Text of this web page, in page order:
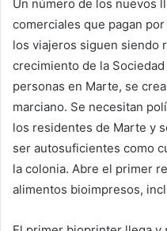
Un número de los nuevos
comerciales que pagan
los viajeros siguen siendo
crecimiento de la
personas en Marte, se
marciano. Se necesitan
los residentes de Marte y
ser autosuficientes como
la colonia. Abre el primer
alimentos bioimpresos,